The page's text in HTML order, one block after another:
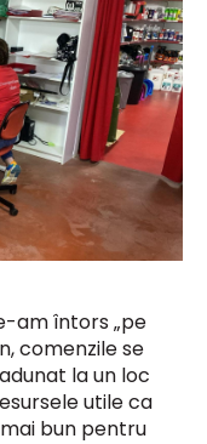
am întors „pe
comenzile se
la un loc
utile ca
bun pentru